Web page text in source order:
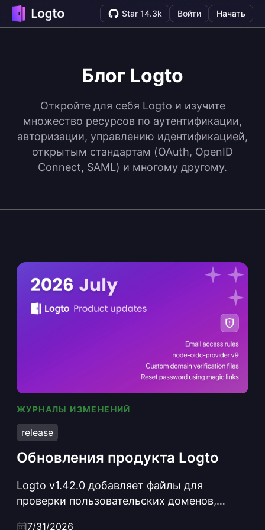
Star 14.3k Войти Начать
Блог Logto
Откройте для себя Logto и изучите
множество ресурсов по аутентификации,
авторизации, управлению идентификацией,
открытым стандартам (OAuth, OpenID
Connect, SAML) и многому другому.
ЖУРНАЛЫ ИЗМЕНЕНИЙ
release
Обновления продукта Logto
Logto v1.42.0 добавляет файлы для
проверки пользовательских доменов,
7/31/2026